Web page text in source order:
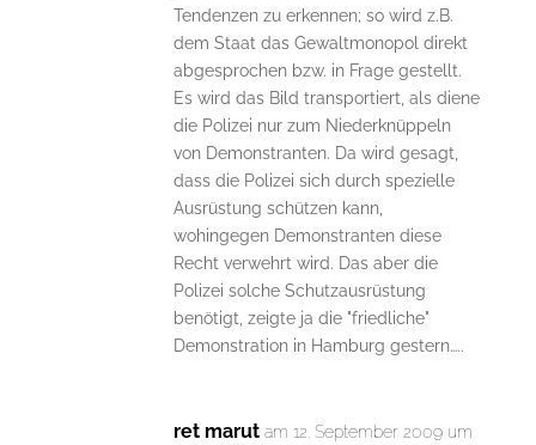
Tendenzen zu erkennen; so wird z.B.
dem Staat das Gewaltmonopol direkt
abgesprochen bzw. in Frage gestellt.
Es wird das Bild transportiert, als diene
die Polizei nur zum Niederknüppeln
von Demonstranten. Da wird gesagt,
dass die Polizei sich durch spezielle
Ausrüstung schützen kann,
wohingegen Demonstranten diese
Recht verwehrt wird. Das aber die
Polizei solche Schutzausrüstung
benötigt, zeigte ja die "friedliche"
Demonstration in Hamburg gestern…..
ret marut am 12. September 2009 um